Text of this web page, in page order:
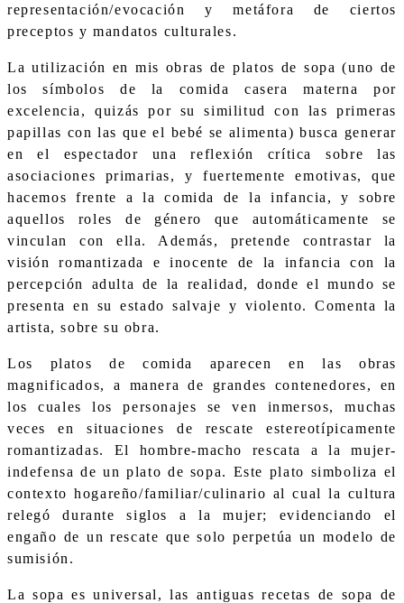
representación/evocación y metáfora de ciertos
preceptos y mandatos culturales.
La utilización en mis obras de platos de sopa (uno de
los símbolos de la comida casera materna por
excelencia, quizás por su similitud con las primeras
papillas con las que el bebé se alimenta) busca generar
en el espectador una reflexión crítica sobre las
asociaciones primarias, y fuertemente emotivas, que
hacemos frente a la comida de la infancia, y sobre
aquellos roles de género que automáticamente se
vinculan con ella. Además, pretende contrastar la
visión romantizada e inocente de la infancia con la
percepción adulta de la realidad, donde el mundo se
presenta en su estado salvaje y violento. Comenta la
artista, sobre su obra.
Los platos de comida aparecen en las obras
magnificados, a manera de grandes contenedores, en
los cuales los personajes se ven inmersos, muchas
veces en situaciones de rescate estereotípicamente
romantizadas. El hombre-macho rescata a la mujer-
indefensa de un plato de sopa. Este plato simboliza el
contexto hogareño/familiar/culinario al cual la cultura
relegó durante siglos a la mujer; evidenciando el
engaño de un rescate que solo perpetúa un modelo de
sumisión.
La sopa es universal, las antiguas recetas de sopa de